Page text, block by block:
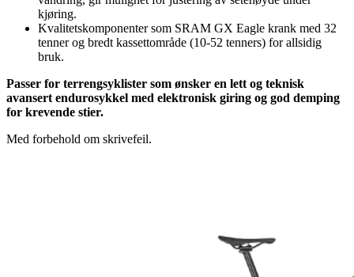
kjøring.
Kvalitetskomponenter som SRAM GX Eagle krank med 32
tenner og bredt kassettområde (10-52 tenners) for allsidig
bruk.
Passer for terrengsyklister som ønsker en lett og teknisk
avansert endurosykkel med elektronisk giring og god demping
for krevende stier.
Med forbehold om skrivefeil.